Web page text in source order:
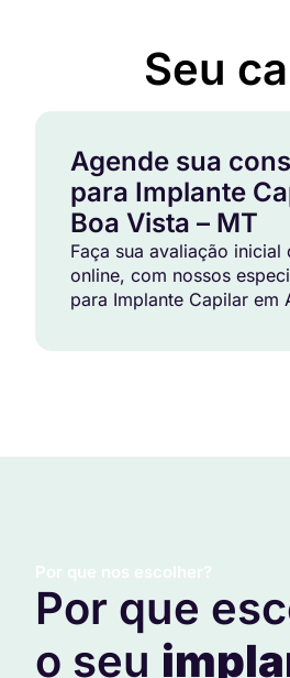
Seu
Agende sua
para Implante
Boa Vista – MT
Faça sua avaliação inicial
online, com nossos
para Implante Capilar em
Por que nos escolher?
Por que
o seu